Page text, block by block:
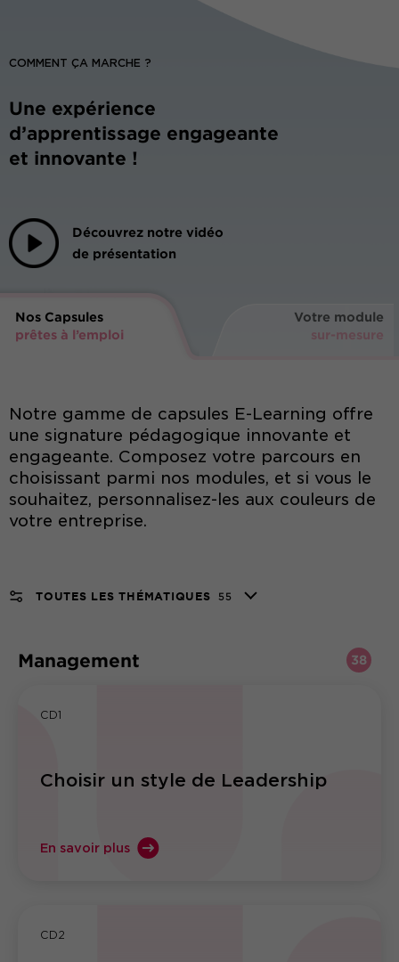
COMMENT ÇA MARCHE ?
Une expérience
d’apprentissage engageante
et innovante !
Découvrez notre vidéo
de présentation
Nos Capsules
prêtes à l’emploi
Votre module
sur-mesure
Notre gamme de capsules E-Learning offre
une signature pédagogique innovante et
engageante. Composez votre parcours en
choisissant parmi nos modules, et si vous le
souhaitez, personnalisez-les aux couleurs de
votre entreprise.
TOUTES LES THÉMATIQUES 55
Management 38
CD1
Choisir un style de Leadership
En savoir plus
CD2